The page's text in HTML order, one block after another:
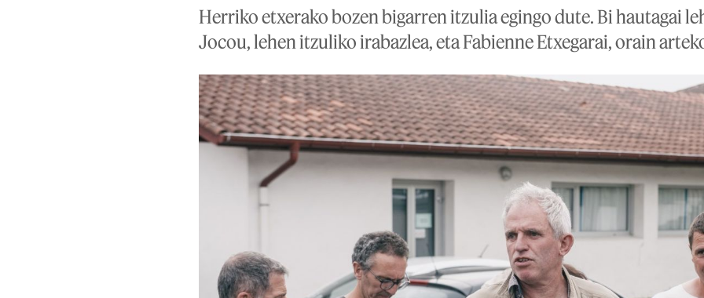
Herriko etxerako bozen bigarren itzulia egingo dute. Bi hautagai
Jocou, lehen itzuliko irabazlea, eta Fabienne Etxegarai, orain